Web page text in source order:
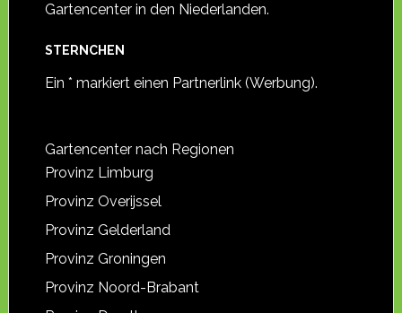
Gartencenter in den Niederlanden.
STERNCHEN
Ein * markiert einen Partnerlink (Werbung).
Gartencenter nach Regionen
Provinz Limburg
Provinz Overijssel
Provinz Gelderland
Provinz Groningen
Provinz Noord-Brabant